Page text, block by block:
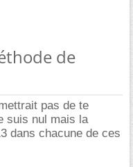
de
pas de te
suis nul mais la
dans chacune de ces